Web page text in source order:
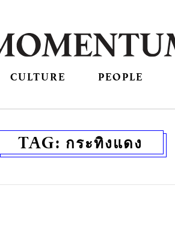
CULTURE PEOPLE
TAG: กระทิงแดง